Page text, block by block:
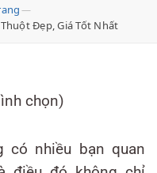
—
Đẹp, Giá Tốt Nhất
chọn)
có nhiều bạn quan